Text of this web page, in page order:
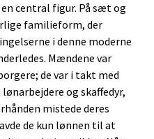
central figur. På sæt og
familieform, der
i denne moderne
Mændene var
de var i takt med
og skaffedyr,
mistede deres
de kun lønnen til at